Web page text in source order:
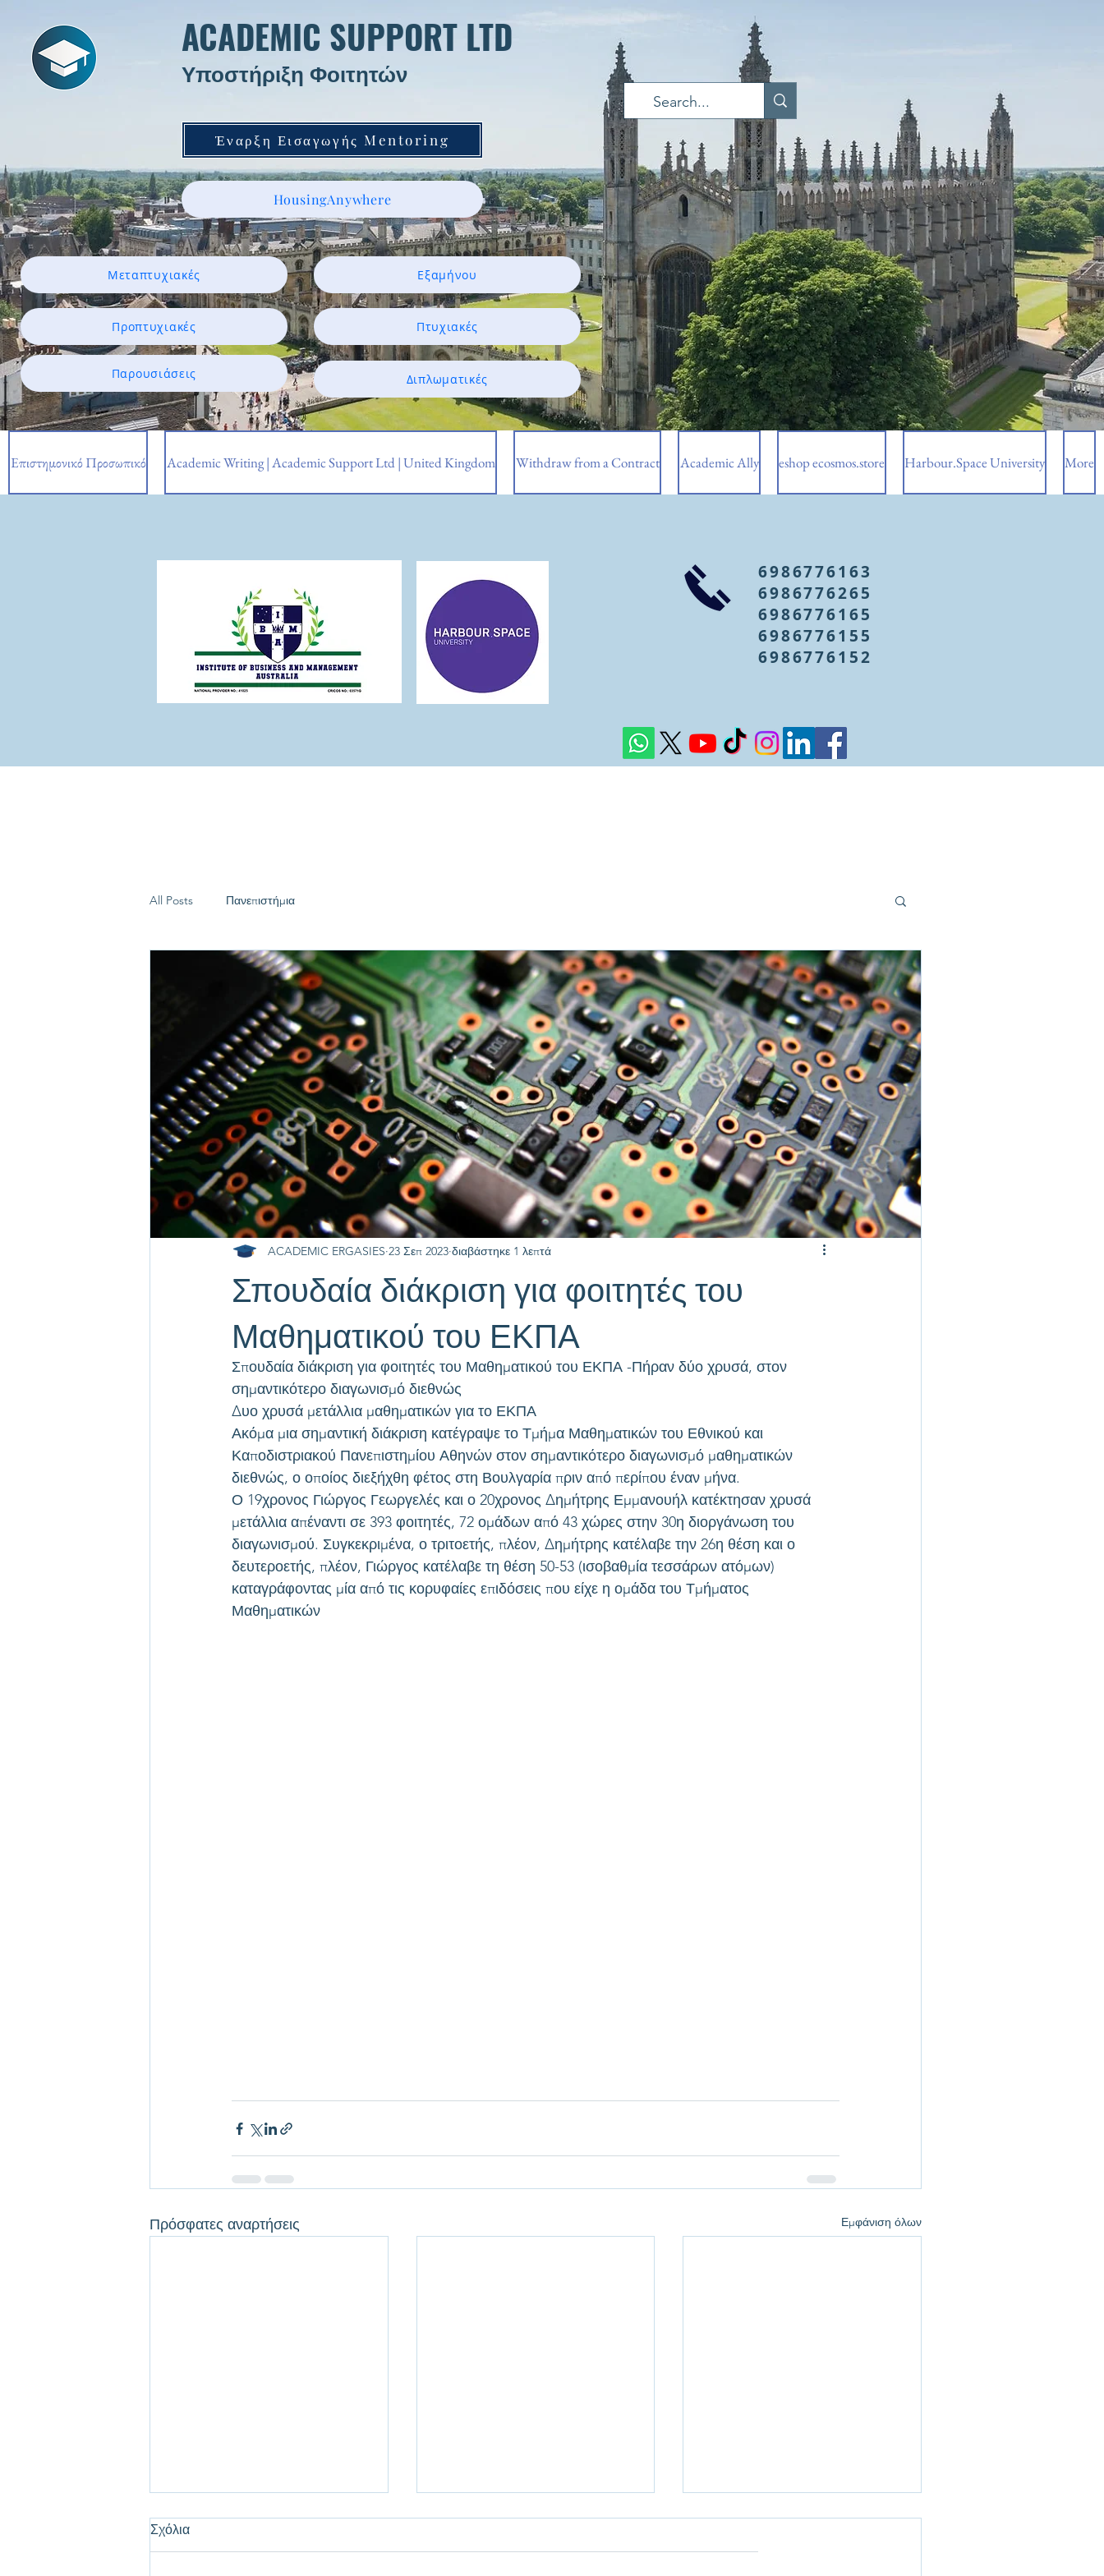
ACADEMIC SUPPORT LTD
Υποστήριξη Φοιτητών ​
Έναρξη Εισαγωγής Mentoring
HousingAnywhere
Μεταπτυχιακές
Προπτυχιακές
Παρουσιάσεις
Εξαμήνου
Πτυχιακές
Διπλωματικές
Επιστημονικό Προσωπικό Academic Writing | Academic Support Ltd | United Kingdom Withdraw from a Contract Academic Ally eshop ecosmos.store Harbour.Space University More
6986776163
6986776265
6986776165
6986776155
6986776152
All Posts Πανεπιστήμια
Σπουδαία διάκριση για φοιτητές του
Μαθηματικού του ΕΚΠΑ
ACADEMIC ERGASIES 23 Σεπ 2023 διαβάστηκε 1 λεπτά
Σπουδαία διάκριση για φοιτητές του Μαθηματικού του ΕΚΠΑ -Πήραν δύο χρυσά, στον
σημαντικότερο διαγωνισμό διεθνώς
Δυο χρυσά μετάλλια μαθηματικών για το ΕΚΠΑ
Ακόμα μια σημαντική διάκριση κατέγραψε το Τμήμα Μαθηματικών του Εθνικού και
Καποδιστριακού Πανεπιστημίου Αθηνών στον σημαντικότερο διαγωνισμό μαθηματικών
διεθνώς, ο οποίος διεξήχθη φέτος στη Βουλγαρία πριν από περίπου έναν μήνα.
Ο 19χρονος Γιώργος Γεωργελές και ο 20χρονος Δημήτρης Εμμανουήλ κατέκτησαν χρυσά
μετάλλια απέναντι σε 393 φοιτητές, 72 ομάδων από 43 χώρες στην 30η διοργάνωση του
διαγωνισμού. Συγκεκριμένα, ο τριτοετής, πλέον, Δημήτρης κατέλαβε την 26η θέση και ο
δευτεροετής, πλέον, Γιώργος κατέλαβε τη θέση 50-53 (ισοβαθμία τεσσάρων ατόμων)
καταγράφοντας μία από τις κορυφαίες επιδόσεις που είχε η ομάδα του Τμήματος
Μαθηματικών
Πρόσφατες αναρτήσεις Εμφάνιση όλων
Σχόλια